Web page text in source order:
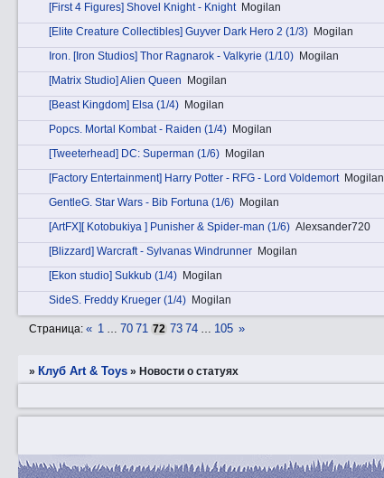
[First 4 Figures] Shovel Knight - Knight Mogilan
[Elite Creature Collectibles] Guyver Dark Hero 2 (1/3) Mogilan
Irоn. [Iron Studios] Thor Ragnarok - Valkyrie (1/10) Mogilan
[Matrix Studio] Alien Queen Mogilan
[Beast Kingdom] Elsa (1/4) Mogilan
Pоpcs. Mortal Kombat - Raiden (1/4) Mogilan
[Tweeterhead] DC: Superman (1/6) Mogilan
[Factory Entertainment] Harry Potter - RFG - Lord Voldemort Mogilan
GеntleG. Star Wars - Bib Fortuna (1/6) Mogilan
[ArtFX][ Kotobukiya ] Punisher & Spider-man (1/6) Alexsander720
[Blizzard] Warcraft - Sylvanas Windrunner Mogilan
[Ekon studio] Sukkub (1/4) Mogilan
SidеS. Freddy Krueger (1/4) Mogilan
Страница:« 1 … 70 71 72 73 74 … 105 »
» Клуб Art & Toys »Новости о статуях